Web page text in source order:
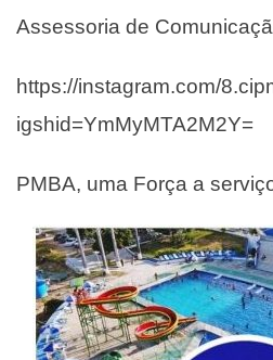
Assessoria de
https://instagram.com/
igshid=YmMyMTA2M2Y=
PMBA, uma Força a